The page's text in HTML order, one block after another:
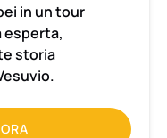
in un tour
esperta,
storia